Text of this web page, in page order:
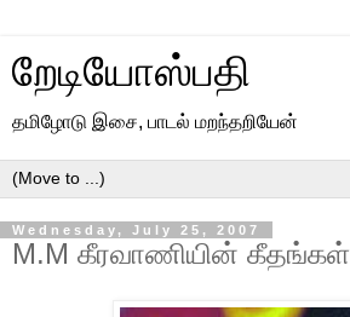
றேடியோஸ்பதி
தமிழோடு இசை, பாடல் மறந்தறியேன்
Wednesday, July 25, 2007
M.M கீரவாணியின் கீதங்கள்